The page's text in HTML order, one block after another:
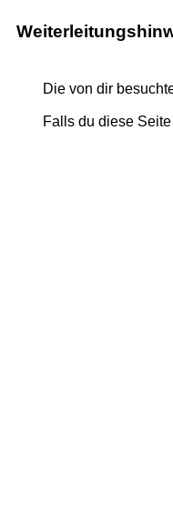
Die von dir
Falls du diese